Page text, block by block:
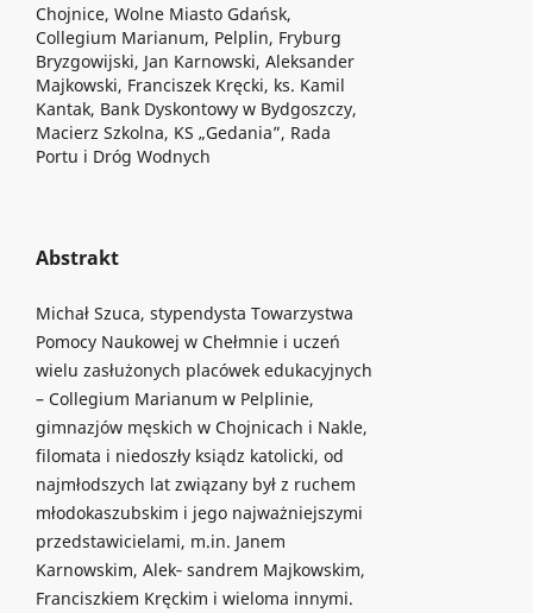
Chojnice, Wolne Miasto Gdańsk,
Collegium Marianum, Pelplin, Fryburg
Bryzgowijski, Jan Karnowski, Aleksander
Majkowski, Franciszek Kręcki, ks. Kamil
Kantak, Bank Dyskontowy w Bydgoszczy,
Macierz Szkolna, KS „Gedania”, Rada
Portu i Dróg Wodnych
Abstrakt
Michał Szuca, stypendysta Towarzystwa
Pomocy Naukowej w Chełmnie i uczeń
wielu zasłużonych placówek edukacyjnych
– Collegium Marianum w Pelplinie,
gimnazjów męskich w Chojnicach i Nakle,
filomata i niedoszły ksiądz katolicki, od
najmłodszych lat związany był z ruchem
młodokaszubskim i jego najważniejszymi
przedstawicielami, m.in. Janem
Karnowskim, Alek‑ sandrem Majkowskim,
Franciszkiem Kręckim i wieloma innymi.